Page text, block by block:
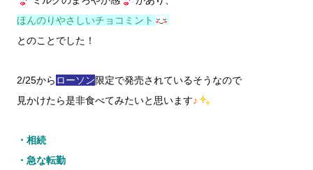
ほんのりやさしいチョコミント
とのことでした！
2/25から ローソン限定で発売されているそうなので
見かけたら是非食べてみたいと思います♪
・相続
・急な転勤